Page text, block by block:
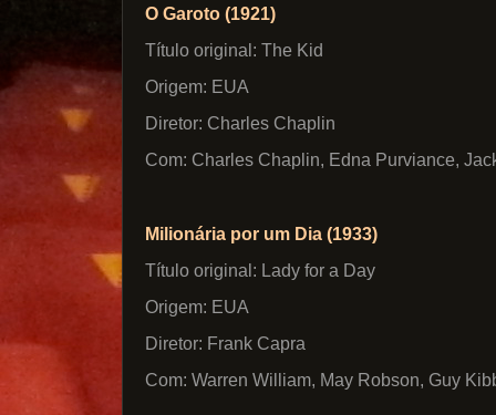
O Garoto (1921)
Título original: The Kid
Origem: EUA
Diretor: Charles Chaplin
Com: Charles Chaplin, Edna Purviance,
Milionária por um Dia (1933)
Título original: Lady for a Day
Origem: EUA
Diretor: Frank Capra
Com: Warren William, May Robson, Guy